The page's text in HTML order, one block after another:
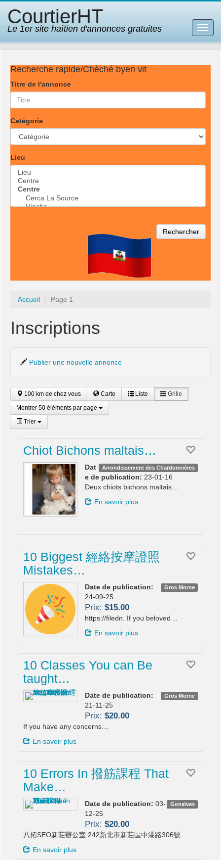
CourtierHT
Le 1er site haïtien d'annonces gratuites
la
Recherche rapide/Chèché byen vit
Titre de l'annonce
Catégorie
Lieu
Rechercher
Accueil Page 1
Inscriptions
Publier une nouvelle annonce
100 km de chez vous Carte Liste
Grille
Montrer 50 éléments par page
Trier
Chiot Bichons maltais…
Arrondissement des Chardonnières
Dat
e de publication: 23-01-16
Deux chiots bichons maltais…
En savoir plus
10 Biggest 經絡按摩證照
Mistakes…
Gros Morne
Date de publication:
24-09-25
Prix: $15.00
https://filedn. If you beloved…
En savoir plus
10 Classes You can Be
taught…
Gros Morne
Date de publication:
21-11-25
Prix: $20.00
If you have any concerns…
En savoir plus
10 Errors In 撥筋課程 That
Make…
Gonaïves
Date de publication: 03-
12-25
Prix: $20.00
八拓SEO新莊辦公室 242新北市新莊區中港路306號…
En savoir plus